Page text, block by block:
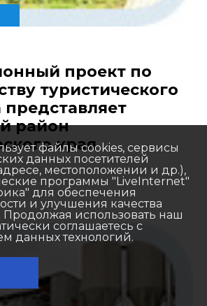
проект по
туристического
район
края
файлы cookies, сервисы
данных посетителей
местоположении и др.),
программы "LiveInternet"
для обеспечения
и улучшения качества
использовать наш
соглашаетесь с
данных технологий.